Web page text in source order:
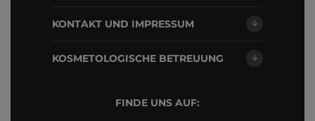
KONTAKT UND IMPRESSUM
KOSMETOLOGISCHE BETREUUNG
FINDE UNS AUF: